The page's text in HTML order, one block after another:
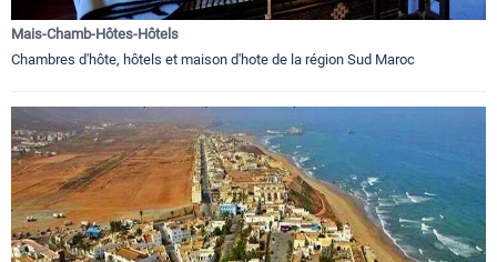
Mais-Chamb-Hôtes-Hôtels
Chambres d'hôte, hôtels et maison d'hote de la région Sud Maroc